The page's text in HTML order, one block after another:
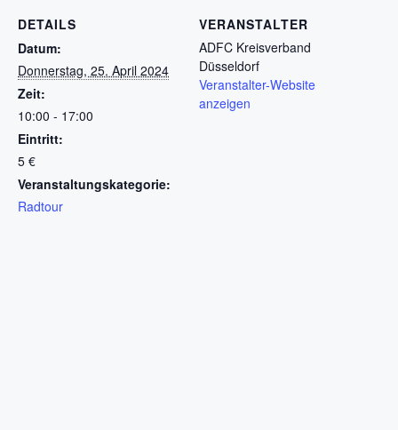
DETAILS
Datum:
Donnerstag, 25. April 2024
Zeit:
10:00 - 17:00
Eintritt:
5 €
Veranstaltungskategorie:
Radtour
VERANSTALTER
ADFC Kreisverband
Düsseldorf
Veranstalter-Website
anzeigen